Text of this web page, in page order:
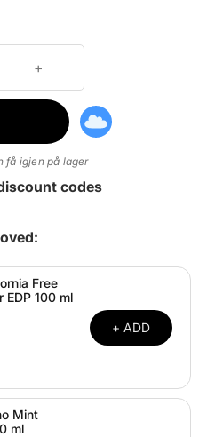
få igjen på lager
codes
Free
EDP 100 ml
+ ADD
Mint
ml